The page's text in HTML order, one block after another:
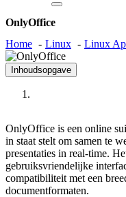
OnlyOffice
Home
Linux Linux
Inhoudsopgave
OnlyOffice is een online
in staat stelt om samen te
presentaties in real-time.
gebruiksvriendelijke
compatibiliteit met een
documentformaten.